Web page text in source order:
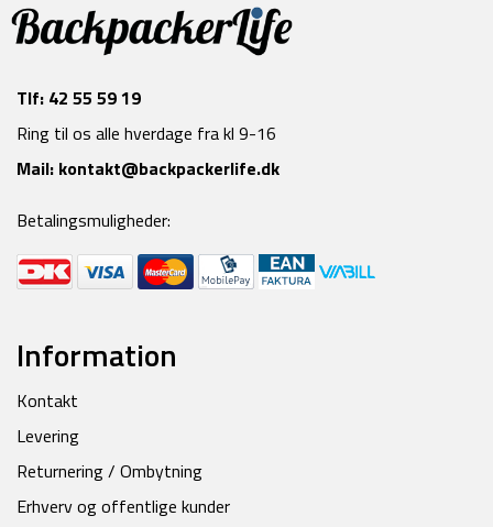
Tlf: 42 55 59 19
Ring til os alle hverdage fra kl 9-16
Mail: kontakt@backpackerlife.dk
Betalingsmuligheder:
Information
Kontakt
Levering
Returnering / Ombytning
Erhverv og offentlige kunder